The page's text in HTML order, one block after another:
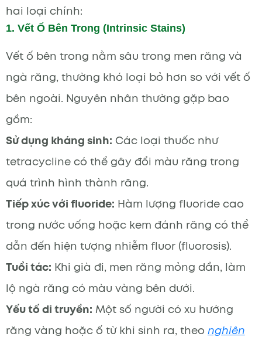
hai loại chính:
1. Vết Ố Bên Trong (Intrinsic Stains)
Vết ố bên trong nằm sâu trong men răng và
ngà răng, thường khó loại bỏ hơn so với vết ố
bên ngoài. Nguyên nhân thường gặp bao
gồm:
Sử dụng kháng sinh: Các loại thuốc như
tetracycline có thể gây đổi màu răng trong
quá trình hình thành răng.
Tiếp xúc với fluoride: Hàm lượng fluoride cao
trong nước uống hoặc kem đánh răng có thể
dẫn đến hiện tượng nhiễm fluor (fluorosis).
Tuổi tác: Khi già đi, men răng mỏng dần, làm
lộ ngà răng có màu vàng bên dưới.
Yếu tố di truyền: Một số người có xu hướng
răng vàng hoặc ố từ khi sinh ra, theo nghiên